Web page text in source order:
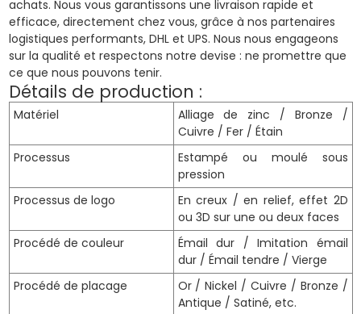
achats. Nous vous garantissons une livraison rapide et
efficace, directement chez vous, grâce à nos partenaires
logistiques performants, DHL et UPS. Nous nous engageons
sur la qualité et respectons notre devise : ne promettre que
ce que nous pouvons tenir.
Détails de production :
Matériel
Alliage de zinc / Bronze /
Cuivre / Fer / Étain
Processus
Estampé ou moulé sous
pression
Processus de logo
En creux / en relief, effet 2D
ou 3D sur une ou deux faces
Procédé de couleur
Émail dur / Imitation émail
dur / Émail tendre / Vierge
Procédé de placage
Or / Nickel / Cuivre / Bronze /
Antique / Satiné, etc.